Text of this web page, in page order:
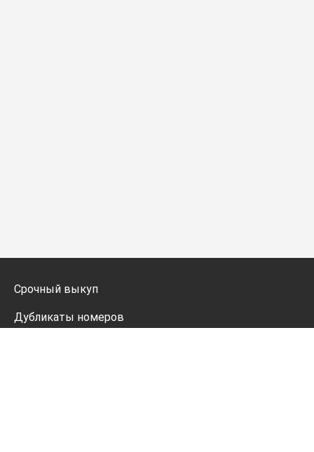
Срочный выкуп
Дубликаты номеров